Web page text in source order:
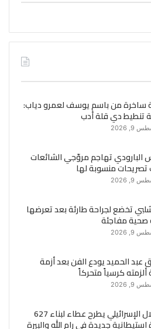
ساخرة من باسم يوسف لعمرو دياب:
تنطيط دي قلة أدب
9, 2026
تهاجم مروّجي الشائعات
منسوبة لها
9, 2026
تخضع لجراحة طارئة بعد تعرضها
صحية مفاجئة
9, 2026
عبد الحميد يودع الفن بعد أزمة
كرسياً متحركاً
9, 2026
الاحتلال الإسرائيلي يطرح عطاء لبناء 627
جديدة في رام الله والبيرة